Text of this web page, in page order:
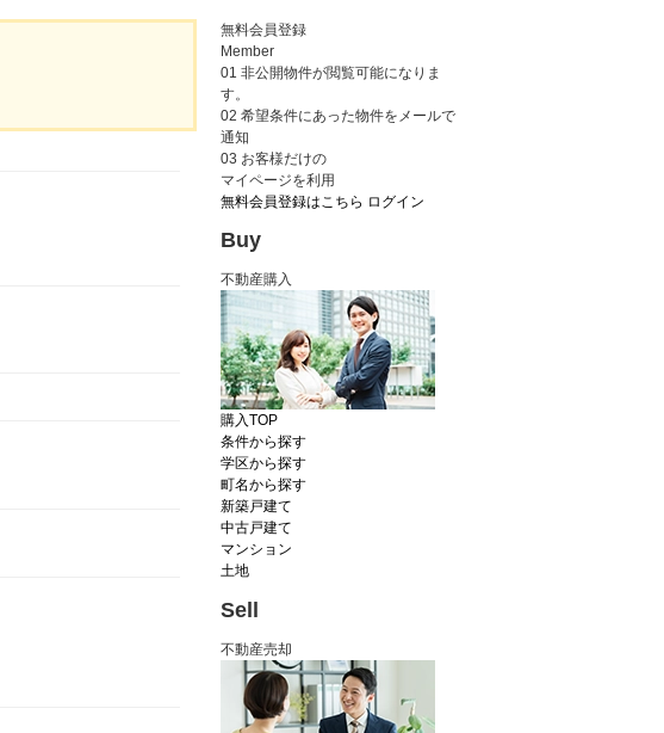
無料会員登録
Member
01 非公開物件が閲覧可能になりま
す。
02 希望条件にあった物件をメールで
通知
03 お客様だけの
マイページを利用
無料会員登録はこちら ログイン
Buy
不動産購入
購入TOP
条件から探す
学区から探す
町名から探す
新築戸建て
中古戸建て
マンション
土地
Sell
不動産売却